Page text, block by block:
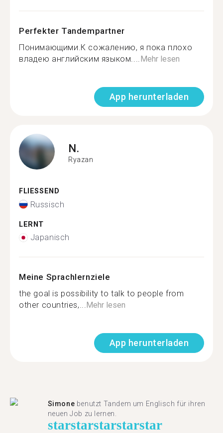
Perfekter Tandempartner
Понимающими.К сожалению, я пока плохо
владею английским языком....Mehr lesen
App herunterladen
N.
Ryazan
FLIESSEND
Russisch
LERNT
Japanisch
Meine Sprachlernziele
the goal is possibility to talk to people from
other countries,...Mehr lesen
App herunterladen
Simone benutzt Tandem um Englisch für ihren
neuen Job zu lernen.
starstarstarstarstar